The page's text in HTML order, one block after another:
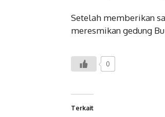
Setelah memberikan
meresmikan gedung
0
Terkait